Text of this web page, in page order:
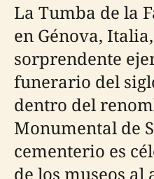
La Tumba de la
en Génova,
sorprendente
funerario del
dentro del
Monumental de
cementerio es
de los museos